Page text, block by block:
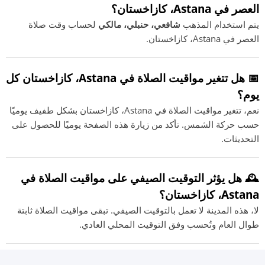
العصر في Astana، كازاخستان؟
يتم استخدام المذهب شافعي، حنبلي، مالكي لحساب وقت صلاة
العصر في Astana، كازاخستان.
📅 هل تتغير مواقيت الصلاة في Astana، كازاخستان كل
يوم؟
نعم، تتغير مواقيت الصلاة في Astana، كازاخستان بشكل طفيف يوميًا
حسب حركة الشمس. تأكد من زيارة هذه الصفحة يوميًا للحصول على
التحديثات.
🕰️ هل يؤثر التوقيت الصيفي على مواقيت الصلاة في
Astana، كازاخستان؟
لا، هذه المدينة لا تعمل بالتوقيت الصيفي. تبقى مواقيت الصلاة ثابتة
طوال العام وتُحسب وفق التوقيت المحلي العادي.